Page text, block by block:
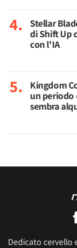
Stellar
di Shift Up
con l'IA
Kingdom
un periodo
sembra
Dedicato cervello